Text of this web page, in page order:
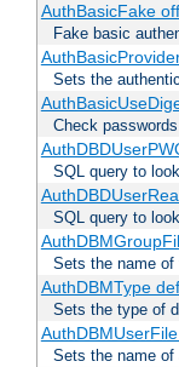
AuthBasicFake
Fake basic
Sets the
Check
SQL query to
SQL query to
Sets the name of
AuthDBMType
Sets the type of
AuthDBMUserFile
Sets the name of